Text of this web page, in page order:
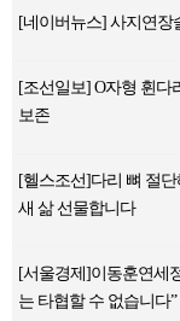
[네이버뉴스] 사지연장
[조선일보] O자형 휜다
보존
[헬스조선]다리 뼈 절
새 삶 선물합니다
[서울경제]이동훈연세
는 타협할 수 없습니다”